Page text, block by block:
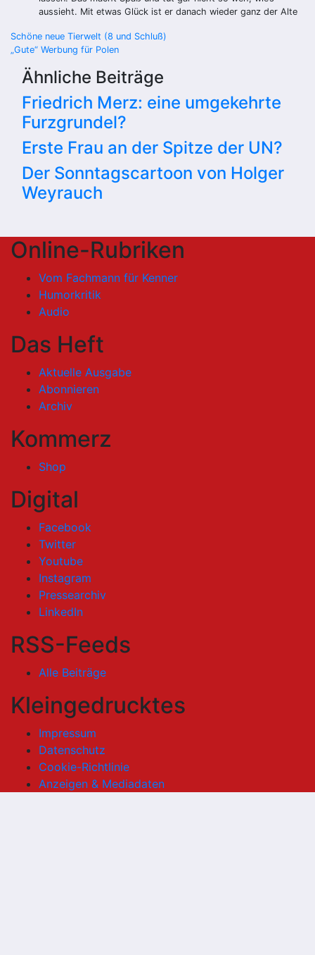
aussieht. Mit etwas Glück ist er danach wieder ganz der Alte
Beitragsnavigation
Schöne neue Tierwelt (8 und Schluß)
„Gute“ Werbung für Polen
Ähnliche Beiträge
Friedrich Merz: eine umgekehrte
Furzgrundel?
Erste Frau an der Spitze der UN?
Der Sonntagscartoon von Holger
Weyrauch
Online-Rubriken
Vom Fachmann für Kenner
Humorkritik
Audio
Das Heft
Aktuelle Ausgabe
Abonnieren
Archiv
Kommerz
Shop
Digital
Facebook
Twitter
Youtube
Instagram
Pressearchiv
LinkedIn
RSS-Feeds
Alle Beiträge
Kleingedrucktes
Impressum
Datenschutz
Cookie-Richtlinie
Anzeigen & Mediadaten